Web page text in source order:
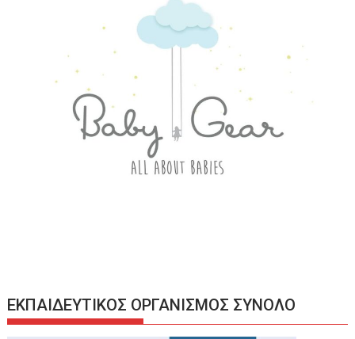
ΕΚΠΑΙΔΕΥΤΙΚΟΣ ΟΡΓΑΝΙΣΜΟΣ ΣΥΝΟΛΟ